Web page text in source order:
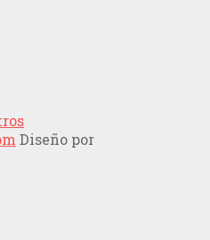
Diseño por